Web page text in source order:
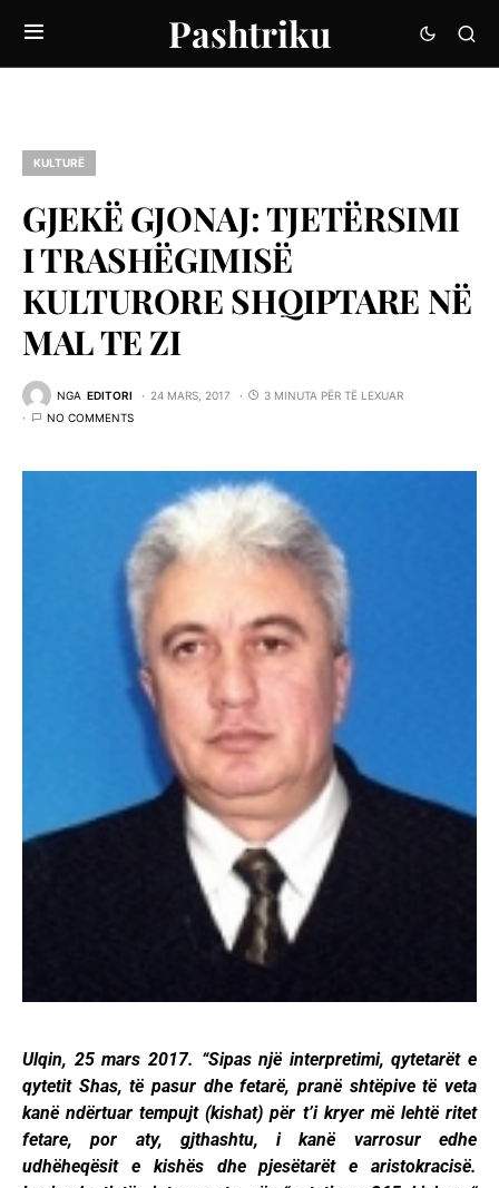
Pashtriku
KULTURË
GJEKË GJONAJ: TJETËRSIMI
I TRASHËGIMISË
KULTURORE SHQIPTARE NË
MAL TE ZI
NGA EDITORI 24 MARS, 2017
3 MINUTA PËR TË LEXUAR
NO COMMENTS
Ulqin, 25 mars 2017. “Sipas një interpretimi, qytetarët e
qytetit Shas, të pasur dhe fetarë, pranë shtëpive të veta
kanë ndërtuar tempujt (kishat) për t’i kryer më lehtë ritet
fetare, por aty, gjthashtu, i kanë varrosur edhe
udhëheqësit e kishës dhe pjesëtarët e aristokracisë.